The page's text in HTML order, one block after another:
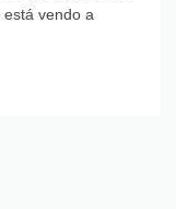
vendo a